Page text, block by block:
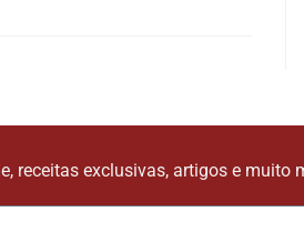
receitas exclusivas, artigos e muito